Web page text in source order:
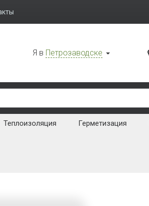
Я в Петрозаводске
Теплоизоляция Герметизация